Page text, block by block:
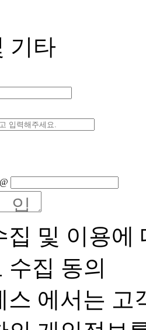
기타
@
집 및 이용에
수집 동의
스 에서는 고